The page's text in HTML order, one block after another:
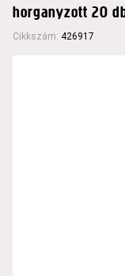
horganyzott 20
Cikkszám: 426917